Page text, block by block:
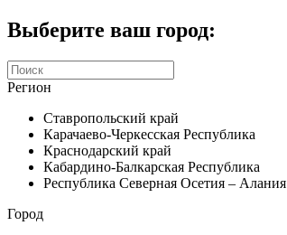
Выберите ваш город:
Регион
Ставропольский край
Карачаево-Черкесская Республика
Краснодарский край
Кабардино-Балкарская Республика
Республика Северная Осетия – Алания
Город